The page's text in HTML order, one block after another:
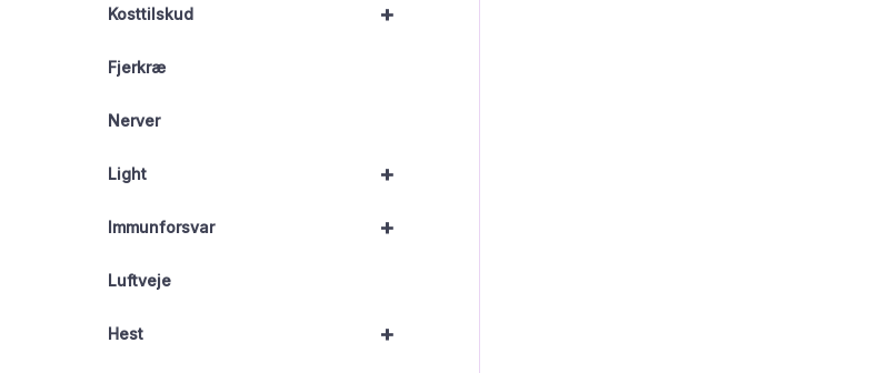
+
Kosttilskud
Fjerkræ
Nerver
+
Light
+
Immunforsvar
Luftveje
+
Hest